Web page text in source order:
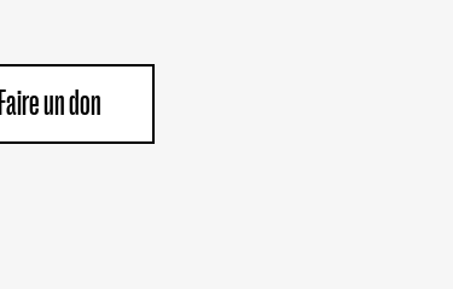
Faire un don